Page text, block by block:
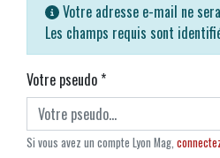
Votre adresse e-mail ne
Les champs requis sont
Votre pseudo*
Si vous avez un compte Lyon Mag,